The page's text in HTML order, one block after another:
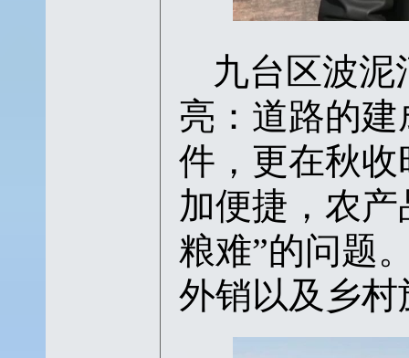
九台区波
亮： 道路的
件，更在秋
加便捷，农
粮难”的问题
外销以及乡